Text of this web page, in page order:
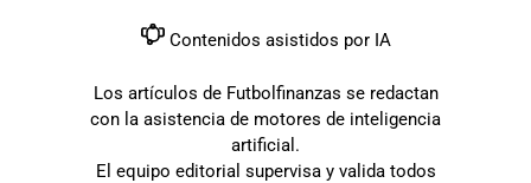
Contenidos asistidos por IA
Los artículos de Futbolfinanzas se redactan
con la asistencia de motores de inteligencia
artificial.
El equipo editorial supervisa y valida todos